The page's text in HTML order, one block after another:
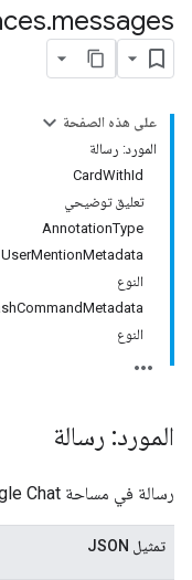
.messages
على هذه الصفحة
المورد: رسالة
CardWithId
تعليق توضيحي
AnnotationType
UserMentionMetadata
النوع
النوع
المورد: رسالة
رسالة في مساحة Google Chat
تمثيل JSON